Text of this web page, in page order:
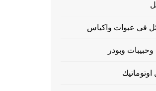
فى عبوات واكياس
وبودر